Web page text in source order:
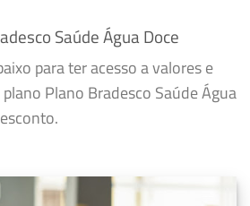
Saúde Água Doce
para ter acesso a valores e
Plano Bradesco Saúde Água